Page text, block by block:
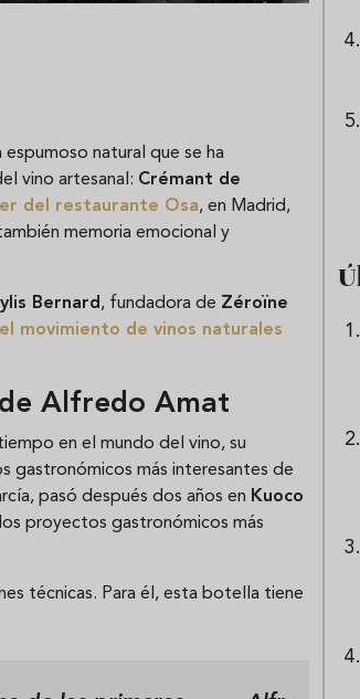
espumoso natural que se ha
vino artesanal: Crémant de
del restaurante Osa, en Madrid,
memoria emocional y
Bernard, fundadora de Zéroïne
movimiento de vinos naturales
Alfredo Amat
en el mundo del vino, su
gastronómicos más interesantes de
pasó después dos años en Kuoco
proyectos gastronómicos más
técnicas. Para él, esta botella tiene